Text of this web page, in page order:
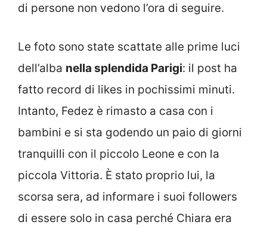
di persone non vedono l’ora di seguire.
Le foto sono state scattate alle prime luci
dell’alba nella splendida Parigi: il post ha
fatto record di likes in pochissimi minuti.
Intanto, Fedez è rimasto a casa con i
bambini e si sta godendo un paio di giorni
tranquilli con il piccolo Leone e con la
piccola Vittoria. È stato proprio lui, la
scorsa sera, ad informare i suoi followers
di essere solo in casa perché Chiara era